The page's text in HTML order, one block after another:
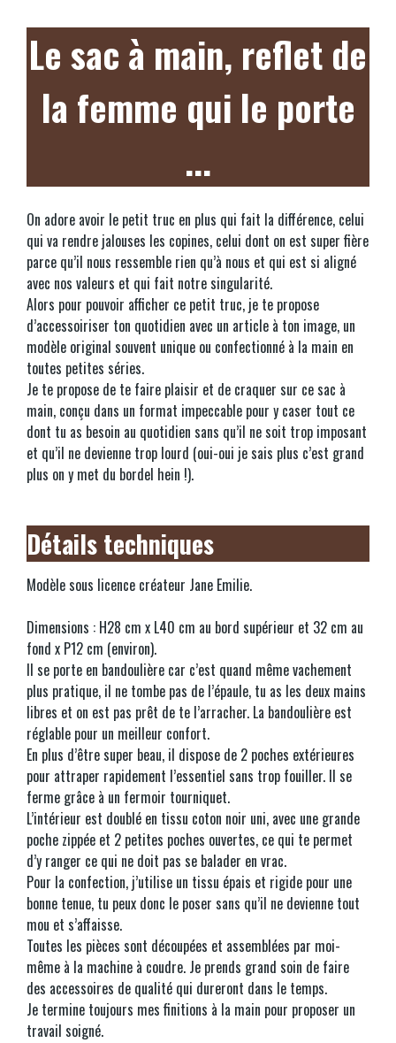
Le sac à main, reflet de
la femme qui le porte
...
On adore avoir le petit truc en plus qui fait la différence, celui
qui va rendre jalouses les copines, celui dont on est super fière
parce qu’il nous ressemble rien qu’à nous et qui est si aligné
avec nos valeurs et qui fait notre singularité.
Alors pour pouvoir afficher ce petit truc, je te propose
d’accessoiriser ton quotidien avec un article à ton image, un
modèle original souvent unique ou confectionné à la main en
toutes petites séries.
Je te propose de te faire plaisir et de craquer sur ce sac à
main, conçu dans un format impeccable pour y caser tout ce
dont tu as besoin au quotidien sans qu’il ne soit trop imposant
et qu’il ne devienne trop lourd (oui-oui je sais plus c’est grand
plus on y met du bordel hein !).
Détails techniques
Modèle sous licence créateur Jane Emilie.
Dimensions : H28 cm x L40 cm au bord supérieur et 32 cm au
fond x P12 cm (environ).
Il se porte en bandoulière car c’est quand même vachement
plus pratique, il ne tombe pas de l’épaule, tu as les deux mains
libres et on est pas prêt de te l’arracher. La bandoulière est
réglable pour un meilleur confort.
En plus d’être super beau, il dispose de 2 poches extérieures
pour attraper rapidement l’essentiel sans trop fouiller. Il se
ferme grâce à un fermoir tourniquet.
L’intérieur est doublé en tissu coton noir uni, avec une grande
poche zippée et 2 petites poches ouvertes, ce qui te permet
d’y ranger ce qui ne doit pas se balader en vrac.
Pour la confection, j’utilise un tissu épais et rigide pour une
bonne tenue, tu peux donc le poser sans qu’il ne devienne tout
mou et s’affaisse.
Toutes les pièces sont découpées et assemblées par moi-
même à la machine à coudre. Je prends grand soin de faire
des accessoires de qualité qui dureront dans le temps.
Je termine toujours mes finitions à la main pour proposer un
travail soigné.